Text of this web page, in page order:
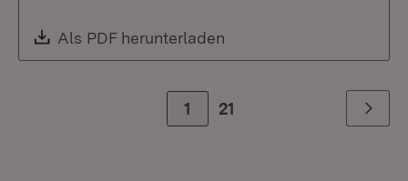
Download:
Als PDF herunterladen
Zur Seite
1 21 Weiter